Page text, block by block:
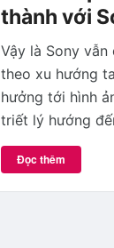
thành với
Vậy là Sony
theo xu hướng
hưởng tới hình
triết lý hướng
Đọc thêm